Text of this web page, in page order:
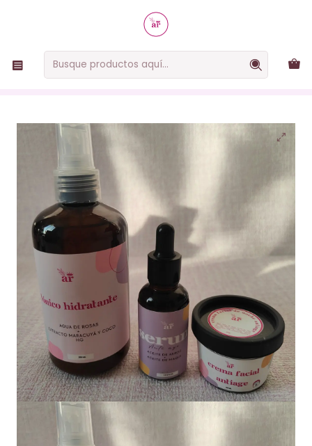
RUTINAS SIMPLES, EFECTIVAS Y NATURALES
Inicio Rutinas Rutinas faciales Rutina antiage
Rutina facial antiage – Nutre, revitaliza y devuelve
luminosidad a tu piel